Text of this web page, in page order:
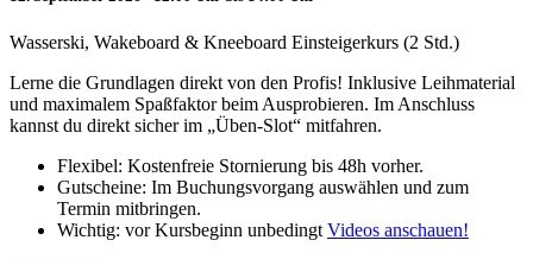
Wasserski, Wakeboard & Kneeboard Einsteigerkurs (2 Std.)
Lerne die Grundlagen direkt von den Profis! Inklusive Leihmaterial
und maximalem Spaßfaktor beim Ausprobieren. Im Anschluss
kannst du direkt sicher im „Üben-Slot“ mitfahren.
Flexibel: Kostenfreie Stornierung bis 48h vorher.
Gutscheine: Im Buchungsvorgang auswählen und zum
Termin mitbringen.
Wichtig: vor Kursbeginn unbedingt Videos anschauen!